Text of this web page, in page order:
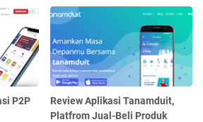
P2P
Review Aplikasi Tanamduit,
Platfrom Jual-Beli Produk